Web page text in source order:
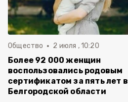
Общество 2 июля , 10:20
Более 92 000 женщин
воспользовались родовым
сертификатом за пять лет в
Белгородской области